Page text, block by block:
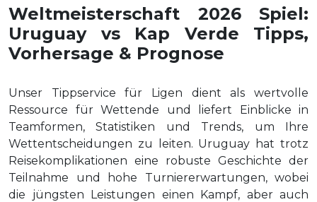
Weltmeisterschaft 2026 Spiel:
Uruguay vs Kap Verde Tipps,
Vorhersage & Prognose
Unser Tippservice für Ligen dient als wertvolle
Ressource für Wettende und liefert Einblicke in
Teamformen, Statistiken und Trends, um Ihre
Wettentscheidungen zu leiten. Uruguay hat trotz
Reisekomplikationen eine robuste Geschichte der
Teilnahme und hohe Turniererwartungen, wobei
die jüngsten Leistungen einen Kampf, aber auch